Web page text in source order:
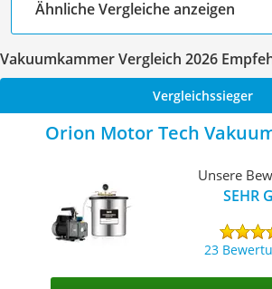
Ähnliche Vergleiche anzeigen
Vakuumkammer Vergleich 2026
Vergleichssieger
Orion Motor Tech
Unsere
SEHR
23